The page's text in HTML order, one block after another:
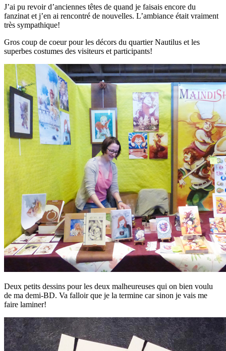
J’ai pu revoir d’anciennes têtes de quand je faisais encore du
fanzinat et j’en ai rencontré de nouvelles. L’ambiance était vraiment
très sympathique!
Gros coup de coeur pour les décors du quartier Nautilus et les
superbes costumes des visiteurs et participants!
Deux petits dessins pour les deux malheureuses qui on bien voulu
de ma demi-BD. Va falloir que je la termine car sinon je vais me
faire laminer!